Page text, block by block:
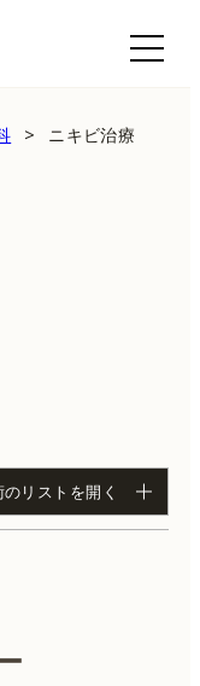
ニキビ治療
リストを開く